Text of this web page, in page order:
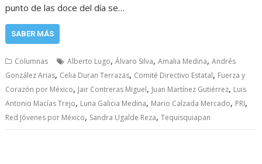
punto de las doce del día se…
SABER MÁS
Columnas Alberto Lugo,Álvaro Silva,Amalia Medina,Andrés
González Arias, Celia Duran Terrazas, Comité Directivo Estatal, Fuerza y
Corazón por México, Jair Contreras Miguel, Juan Martínez Gutiérrez, Luis
Antonio Macías Trejo, Luna Galicia Medina, Mario Calzada Mercado, PRI,
Red Jóvenes por México, Sandra Ugalde Reza,Tequisquiapan